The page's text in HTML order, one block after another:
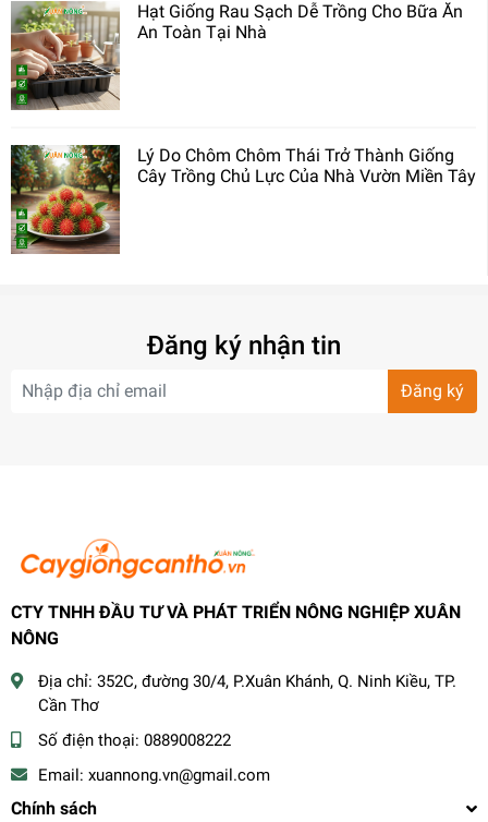
Hạt Giống Rau Sạch Dễ Trồng Cho Bữa Ăn
An Toàn Tại Nhà
Lý Do Chôm Chôm Thái Trở Thành Giống
Cây Trồng Chủ Lực Của Nhà Vườn Miền Tây
Đăng ký nhận tin
Đăng ký
CTY TNHH ĐẦU TƯ VÀ PHÁT TRIỂN NÔNG NGHIỆP XUÂN
NÔNG
Địa chỉ: 352C, đường 30/4, P.Xuân Khánh, Q. Ninh Kiều, TP.
Cần Thơ
Số điện thoại: 0889008222
Email: xuannong.vn@gmail.com
Chính sách